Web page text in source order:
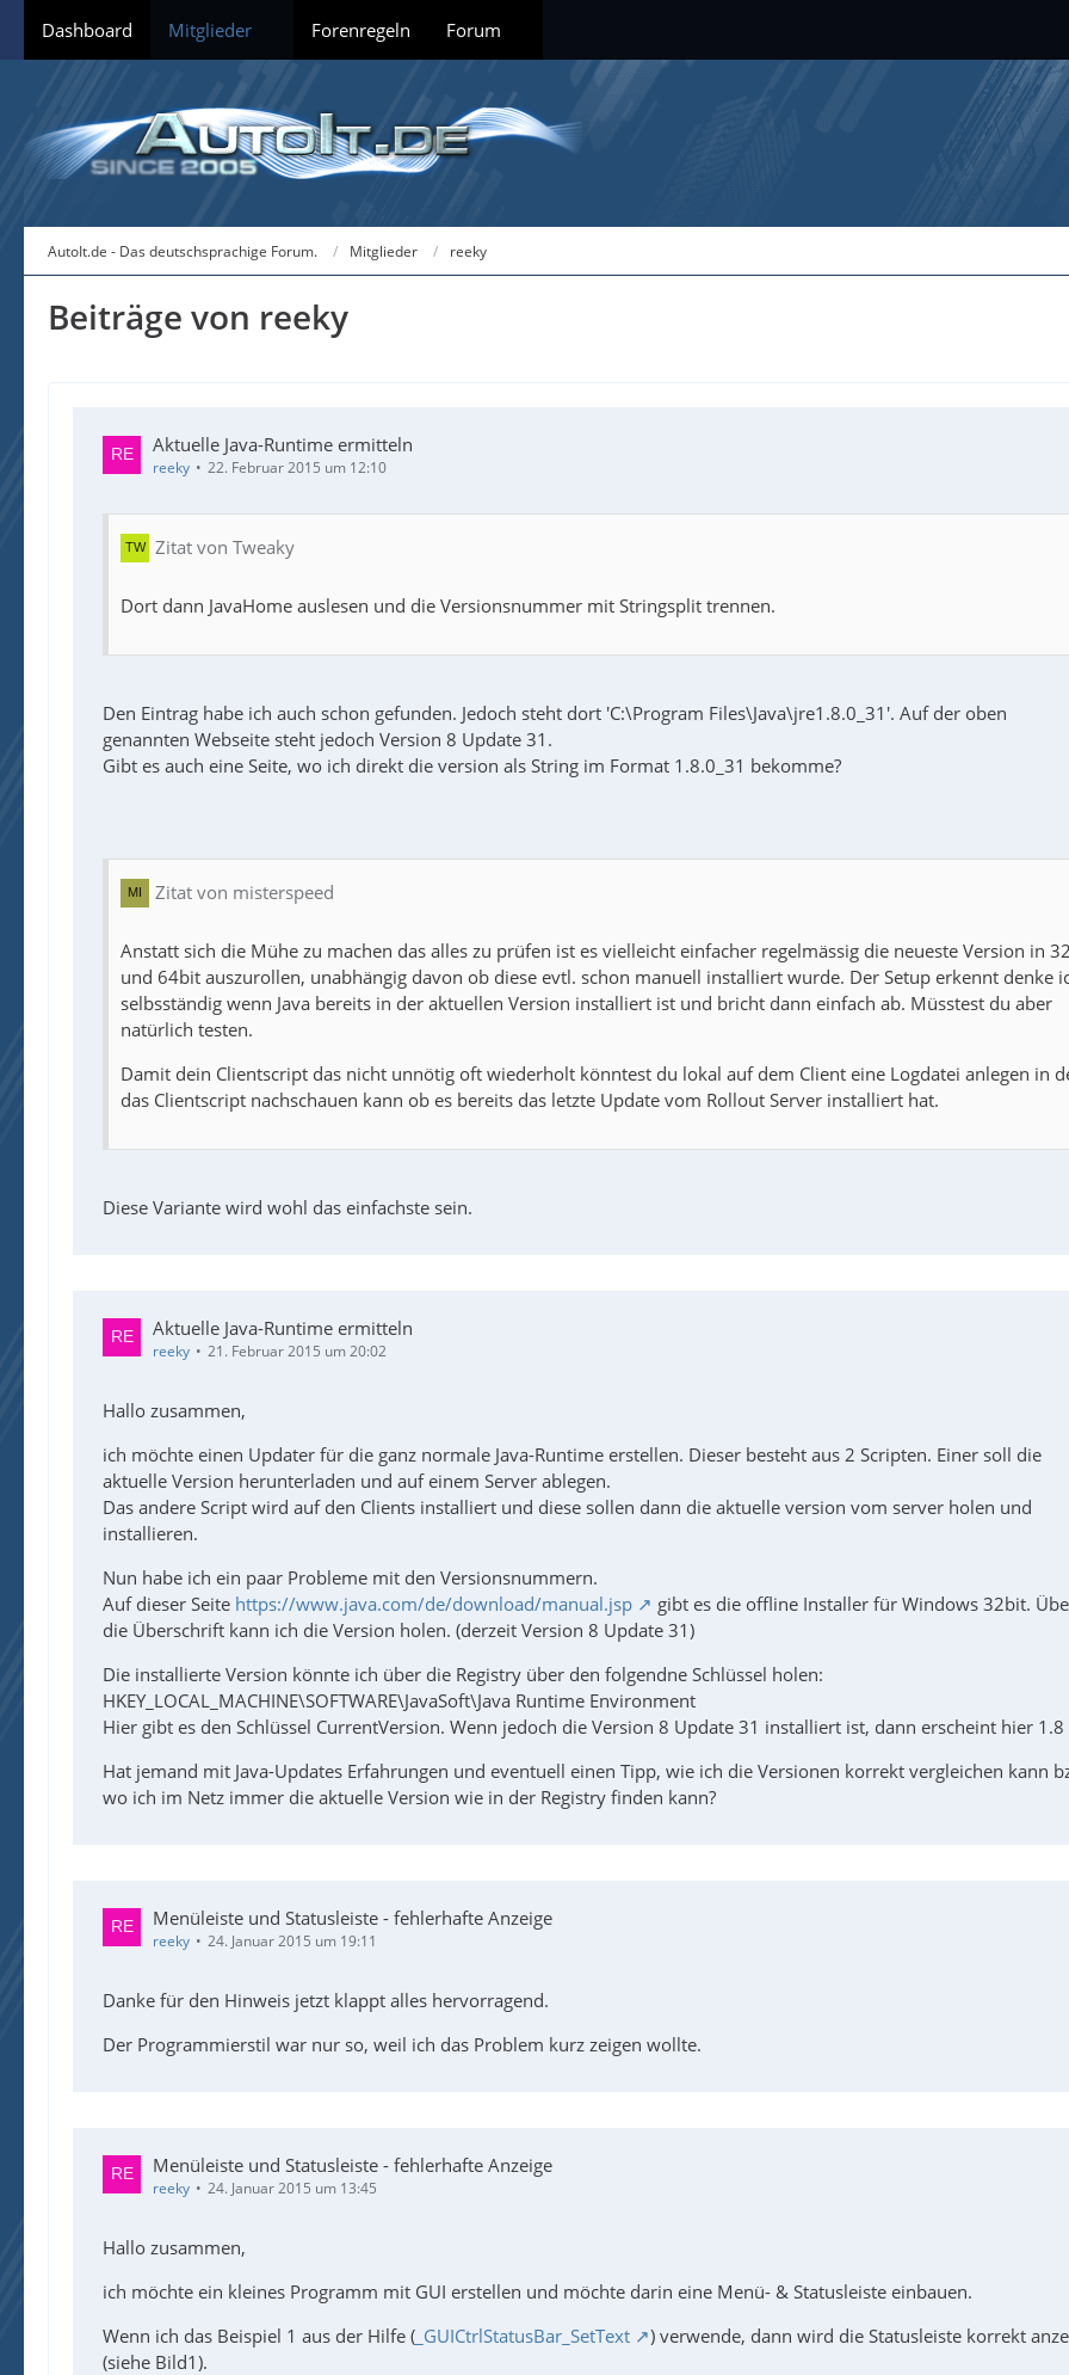
Dashboard Mitglieder Forenregeln Forum
AutoIt.de - Das deutschsprachige Forum. Mitglieder reeky
Beiträge von reeky
Aktuelle Java-Runtime ermitteln
reeky 22. Februar 2015 um 12:10
Zitat von Tweaky
Dort dann JavaHome auslesen und die Versionsnummer mit Stringsplit trennen.
Den Eintrag habe ich auch schon gefunden. Jedoch steht dort 'C:\Program Files\Java\jre1.8.0_31'. Auf der oben
genannten Webseite steht jedoch Version 8 Update 31.
Gibt es auch eine Seite, wo ich direkt die version als String im Format 1.8.0_31 bekomme?
Zitat von misterspeed
Anstatt sich die Mühe zu machen das alles zu prüfen ist es vielleicht einfacher regelmässig die neueste Version in
und 64bit auszurollen, unabhängig davon ob diese evtl. schon manuell installiert wurde. Der Setup erkennt denke
selbsständig wenn Java bereits in der aktuellen Version installiert ist und bricht dann einfach ab. Müsstest du aber
natürlich testen.
Damit dein Clientscript das nicht unnötig oft wiederholt könntest du lokal auf dem Client eine Logdatei anlegen in
das Clientscript nachschauen kann ob es bereits das letzte Update vom Rollout Server installiert hat.
Diese Variante wird wohl das einfachste sein.
Aktuelle Java-Runtime ermitteln
reeky 21. Februar 2015 um 20:02
Hallo zusammen,
ich möchte einen Updater für die ganz normale Java-Runtime erstellen. Dieser besteht aus 2 Scripten. Einer soll die
aktuelle Version herunterladen und auf einem Server ablegen.
Das andere Script wird auf den Clients installiert und diese sollen dann die aktuelle version vom server holen und
installieren.
Nun habe ich ein paar Probleme mit den Versionsnummern.
Auf dieser Seite https://www.java.com/de/download/manual.jsp
gibt es die offline Installer für Windows 32bit.
die Überschrift kann ich die Version holen. (derzeit Version 8 Update 31)
Die installierte Version könnte ich über die Registry über den folgendne Schlüssel holen:
HKEY_LOCAL_MACHINE\SOFTWARE\JavaSoft\Java Runtime Environment
Hier gibt es den Schlüssel CurrentVersion. Wenn jedoch die Version 8 Update 31 installiert ist, dann erscheint hier 1.8
Hat jemand mit Java-Updates Erfahrungen und eventuell einen Tipp, wie ich die Versionen korrekt vergleichen kann
wo ich im Netz immer die aktuelle Version wie in der Registry finden kann?
Menüleiste und Statusleiste - fehlerhafte Anzeige
reeky 24. Januar 2015 um 19:11
Danke für den Hinweis jetzt klappt alles hervorragend.
Der Programmierstil war nur so, weil ich das Problem kurz zeigen wollte.
Menüleiste und Statusleiste - fehlerhafte Anzeige
reeky 24. Januar 2015 um 13:45
Hallo zusammen,
ich möchte ein kleines Programm mit GUI erstellen und möchte darin eine Menü- & Statusleiste einbauen.
Wenn ich das Beispiel 1 aus der Hilfe ( _GUICtrlStatusBar_SetText
) verwende, dann wird die Statusleiste korrekt
(siehe Bild1).